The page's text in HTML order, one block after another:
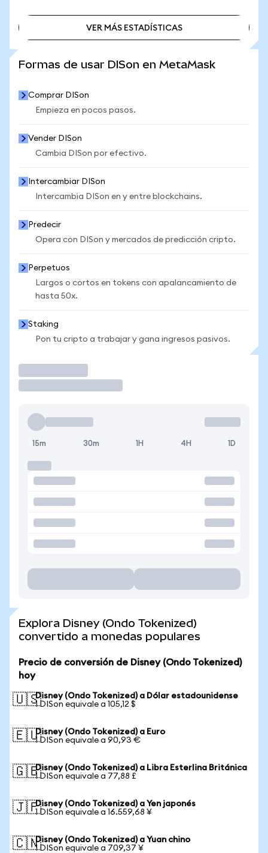
VER MÁS ESTADÍSTICAS
Formas de usar DISon en MetaMask
Comprar DISon
Empieza en pocos pasos.
Vender DISon
Cambia DISon por efectivo.
Intercambiar DISon
Intercambia DISon en y entre blockchains.
Predecir
Opera con DISon y mercados de predicción cripto.
Perpetuos
Largos o cortos en tokens con apalancamiento de
hasta 50x.
Staking
Pon tu cripto a trabajar y gana ingresos pasivos.
15m 30m 1H 4H 1D
Explora Disney (Ondo Tokenized)
convertido a monedas populares
Precio de conversión de Disney (Ondo Tokenized)
hoy
🇺🇸Disney (Ondo Tokenized) a Dólar estadounidense
1 DISon equivale a 105,12 $
🇪🇺Disney (Ondo Tokenized) a Euro
1 DISon equivale a 90,93 €
🇬🇧Disney (Ondo Tokenized) a Libra Esterlina Británica
1 DISon equivale a 77,88 £
🇯🇵Disney (Ondo Tokenized) a Yen japonés
1 DISon equivale a 16.559,68 ¥
🇨🇳Disney (Ondo Tokenized) a Yuan chino
1 DISon equivale a 709,37 ¥